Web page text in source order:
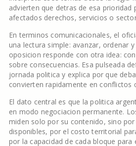
advierten que detras de esa prioridad
afectados derechos, servicios o
En terminos comunicacionales, el
una lectura simple: avanzar, ordenar
oposicion responde con otra idea:
sobre consecuencias. Esa pulseada
jornada politica y explica por que
convierten rapidamente en conflictos
El dato central es que la politica
en modo negociacion permanente.
miden solo por su contenido, sino
disponibles, por el costo territorial
por la capacidad de cada bloque para